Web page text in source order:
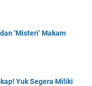
‘Misteri’ Makam
Yuk Segera Miliki